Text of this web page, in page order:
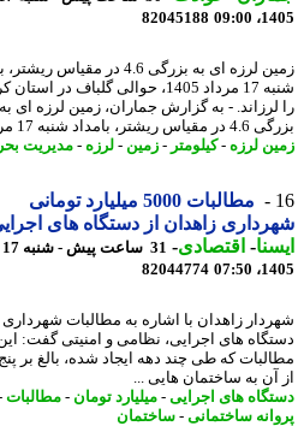
82045188
زمین لرزه ای به بزرگی 4.6 در مقیاس ریشتر،
شنبه 17 مرداد 1405، حوالی گلباف در استان کرمان
- به گزارش جماران، زمین لرزه ای به
شنبه 17 مرداد 1405، ...
لرزه - کیلومتر-زمین -لرزه - مدیریت بحران-
مطالبات 5000 میلیارد تومانی
زاهدان از دستگاه های اجرایی
-اقتصادی-
31 ساعت پیش - شنبه
82044774
زاهدان با اشاره به مطالبات شهرداری از
های اجرایی، نظامی و امنیتی گفت: این
که طی چند دهه ایجاد شده، بالغ بر پنج
به ساختمان هایی ...
های اجرایی- میلیارد تومان-مطالبات-
ساختمانی-ساختمان